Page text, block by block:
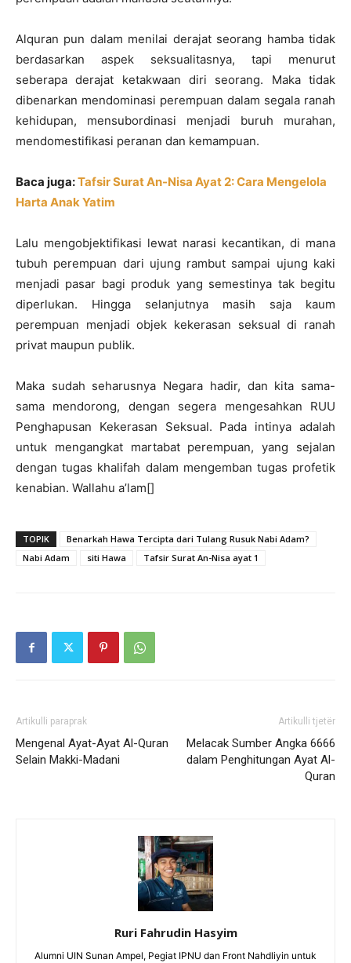
Alquran pun dalam menilai derajat seorang hamba tidak
berdasarkan aspek seksualitasnya, tapi menurut
seberapa derajat ketakwaan diri seorang. Maka tidak
dibenarkan mendominasi perempuan dalam segala ranah
kehidupan, mensubordinasi menjadi buruh murahan,
mendomestifikasi peranan dan kemampuan.
Baca juga:Tafsir Surat An-Nisa Ayat 2: Cara Mengelola
Harta Anak Yatim
Lalu mengobjektifikasi lewat narasi kecantikan, di mana
tubuh perempuan dari ujung rambut sampai ujung kaki
menjadi pasar bagi produk yang semestinya tak begitu
diperlukan. Hingga selanjutnya masih saja kaum
perempuan menjadi objek kekerasan seksual di ranah
privat maupun publik.
Maka sudah seharusnya Negara hadir, dan kita sama-
sama mendorong, dengan segera mengesahkan RUU
Penghapusan Kekerasan Seksual. Pada intinya adalah
untuk mengangkat martabat perempuan, yang sejalan
dengan tugas khalifah dalam mengemban tugas profetik
kenabian. Wallahu a’lam[]
TOPIK
Benarkah Hawa Tercipta dari Tulang Rusuk Nabi Adam?
Nabi Adam
siti Hawa Tafsir Surat An-Nisa ayat 1
Artikulli paraprak
Mengenal Ayat-Ayat Al-Quran
Selain Makki-Madani
Artikulli tjetër
Melacak Sumber Angka 6666
dalam Penghitungan Ayat Al-
Quran
Ruri Fahrudin Hasyim
Alumni UIN Sunan Ampel, Pegiat IPNU dan Front Nahdliyin untuk